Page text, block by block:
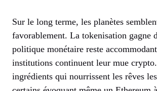
Sur le long terme, les planètes
favorablement. La tokenisation gagne
politique monétaire reste
institutions continuent leur mue
ingrédients qui nourrissent les rêves